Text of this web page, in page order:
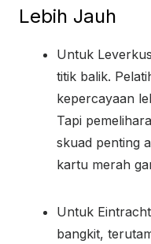
Lebih Jauh
Untuk
titik balik.
kepercayaan
Tapi
skuad penting
kartu merah
Untuk
bangkit,